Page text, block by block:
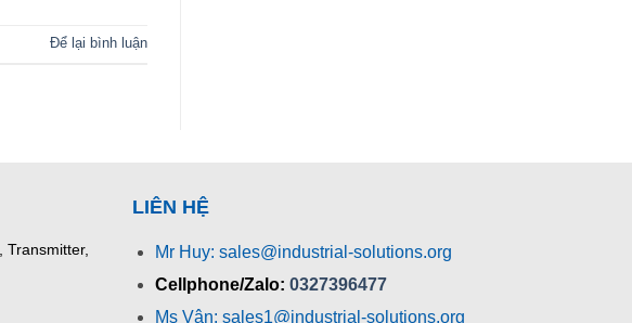
Để lại bình luận
Transmitter,
LIÊN HỆ
Mr Huy: sales@industrial-solutions.org
Cellphone/Zalo: 0327396477
Ms Vân: sales1@industrial-solutions.org